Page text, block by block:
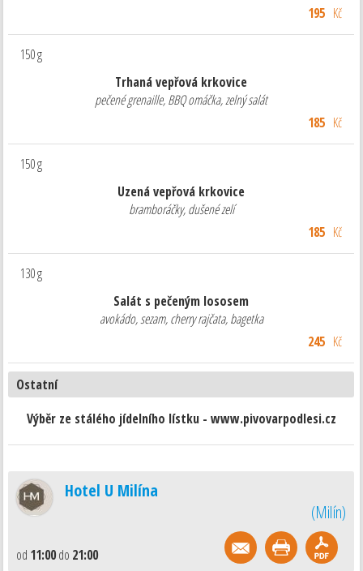
195 Kč
150 g
Trhaná vepřová krkovice
pečené grenaille, BBQ omáčka, zelný salát
185 Kč
150 g
Uzená vepřová krkovice
bramboráčky, dušené zelí
185 Kč
130 g
Salát s pečeným lososem
avokádo, sezam, cherry rajčata, bagetka
245 Kč
Ostatní
Výběr ze stálého jídelního lístku - www.pivovarpodlesi.cz
Hotel U Milína
(Milín)
od 11:00do 21:00